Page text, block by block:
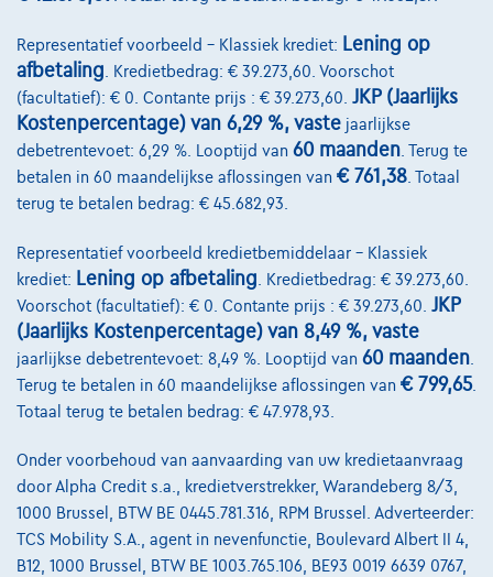
Toyota Yaris
Yaris 1.5i Dual VVT-iE Hybrid Automaat -Airco-Cam-5 Deurs-Multimedia-
11/2021
99.969 km Hybride Automaat
€15.999
Vanaf €307,00 /maandmet een laatste
maandaflossing van€4.306,75
Ontdek het volledige cijfervoorbeeld
3600 Genk,GMA Cars
Vergelijk
Bekijk wagen
Representatief voorbeeld – Klassiek krediet: Lening op
afbetaling . Kredietbedrag: € 39.273,60. Voorschot
(facultatief): € 0. Contante prijs : € 39.273,60. JKP (Jaarlijks
Kostenpercentage) van 6,29 %, vaste jaarlijkse
debetrentevoet: 6,29 %. Looptijd van 60 maanden . Terug te
betalen in 60 maandelijkse aflossingen van € 761,38 . Totaal
terug te betalen bedrag: € 45.682,93.
Representatief voorbeeld kredietbemiddelaar – Klassiek
krediet: Lening op afbetaling . Kredietbedrag: € 39.273,60.
Voorschot (facultatief): € 0. Contante prijs : € 39.273,60. JKP
(Jaarlijks Kostenpercentage) van 8,49 %, vaste
jaarlijkse debetrentevoet: 8,49 %. Looptijd van 60 maanden
Terug te betalen in 60 maandelijkse aflossingen van € 799,65.
Totaal terug te betalen bedrag: € 47.978,93.
Onder voorbehoud van aanvaarding van uw kredietaanvraag
door Alpha Credit s.a., kredietverstrekker, Warandeberg 8/3,
1000 Brussel, BTW BE 0445.781.316, RPM Brussel. Adverteerder:
TCS Mobility S.A., agent in nevenfunctie, Boulevard Albert II 4,
B12, 1000 Brussel, BTW BE 1003.765.106, BE93 0019 6639 0767,